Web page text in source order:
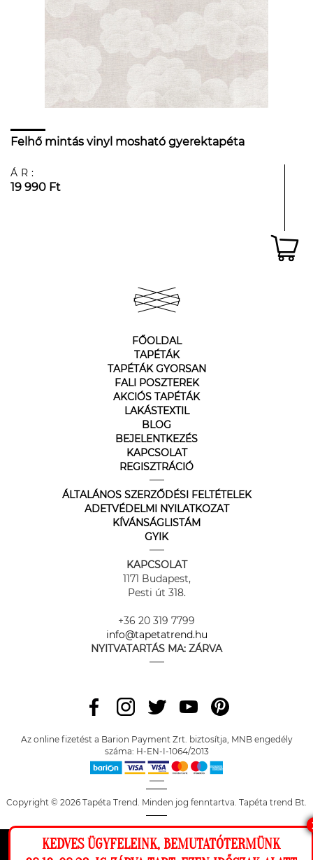
Felhő mintás vinyl mosható gyerektapéta
ÁR:
19 990 Ft
FŐOLDAL
TAPÉTÁK
TAPÉTÁK GYORSAN
FALI POSZTEREK
AKCIÓS TAPÉTÁK
LAKÁSTEXTIL
BLOG
BEJELENTKEZÉS
KAPCSOLAT
REGISZTRÁCIÓ
ÁLTALÁNOS SZERZŐDÉSI FELTÉTELEK
ADETVÉDELMI NYILATKOZAT
KÍVÁNSÁGLISTÁM
GYIK
KAPCSOLAT
1171 Budapest,
Pesti út 318.
+36 20 319 7799
info@tapetatrend.hu
NYITVATARTÁS MA: ZÁRVA
Az online fizetést a Barion Payment Zrt. biztosítja, MNB engedély
száma: H-EN-I-1064/2013
Copyright © 2026 Tapéta Trend. Minden jog fenntartva. Tapéta trend Bt.
KEDVES ÜGYFELEINK, BEMUTATÓTERMÜNK